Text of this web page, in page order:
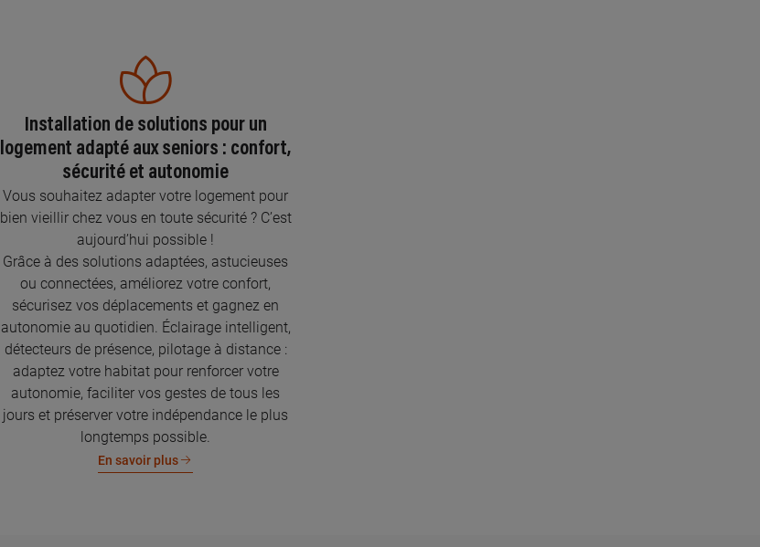
Installation de solutions pour un
logement adapté aux seniors : confort,
sécurité et autonomie
Vous souhaitez adapter votre logement pour
bien vieillir chez vous en toute sécurité ? C’est
aujourd’hui possible !
Grâce à des solutions adaptées, astucieuses
ou connectées, améliorez votre confort,
sécurisez vos déplacements et gagnez en
autonomie au quotidien. Éclairage intelligent,
détecteurs de présence, pilotage à distance :
adaptez votre habitat pour renforcer votre
autonomie, faciliter vos gestes de tous les
jours et préserver votre indépendance le plus
longtemps possible.
En savoir plus